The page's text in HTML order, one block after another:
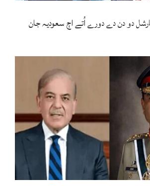
دو دن دے دورے اُتے اڄ سعودیہ جان